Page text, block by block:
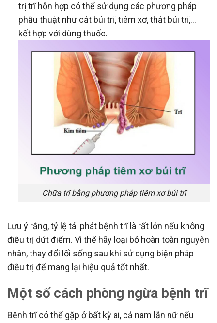
trị trĩ hỗn hợp có thể sử dụng các phương pháp
phẫu thuật như cắt búi trĩ, tiêm xơ, thắt búi trĩ,…
kết hợp với dùng thuốc.
Chữa trĩ bằng phương pháp tiêm xơ búi trĩ
Lưu ý rằng, tỷ lệ tái phát bệnh trĩ là rất lớn nếu không
điều trị dứt điểm. Vì thế hãy loại bỏ hoàn toàn nguyên
nhân, thay đổi lối sống sau khi sử dụng biện pháp
điều trị để mang lại hiệu quả tốt nhất.
Một số cách phòng ngừa bệnh trĩ
Bệnh trĩ có thể gặp ở bất kỳ ai, cả nam lẫn nữ nếu